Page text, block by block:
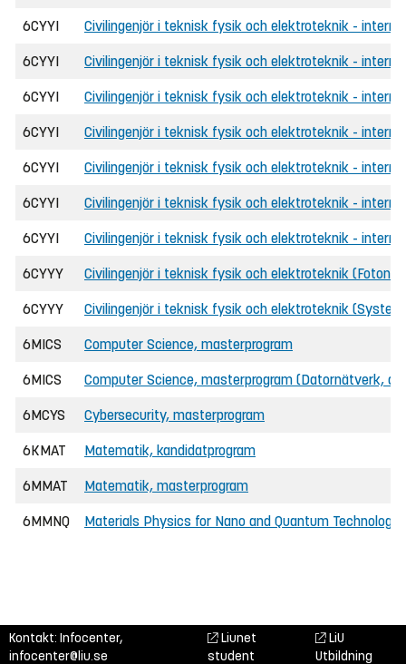
6CYYI Civilingenjör i teknisk fysik och elektroteknik -
6CYYI Civilingenjör i teknisk fysik och elektroteknik -
6CYYI Civilingenjör i teknisk fysik och elektroteknik -
6CYYI Civilingenjör i teknisk fysik och elektroteknik -
6CYYI Civilingenjör i teknisk fysik och elektroteknik -
6CYYI Civilingenjör i teknisk fysik och elektroteknik -
6CYYI Civilingenjör i teknisk fysik och elektroteknik -
6CYYY Civilingenjör i teknisk fysik och elektroteknik
6CYYY Civilingenjör i teknisk fysik och elektroteknik
6MICS Computer Science, masterprogram
6MICS Computer Science, masterprogram (Datornätverk,
6MCYS Cybersecurity, masterprogram
6KMAT Matematik, kandidatprogram
6MMAT Matematik, masterprogram
6MMNQ Materials Physics for Nano and Quantum
Kontakt: Infocenter,
infocenter@liu.se
Liunet
student
LiU
Utbildning